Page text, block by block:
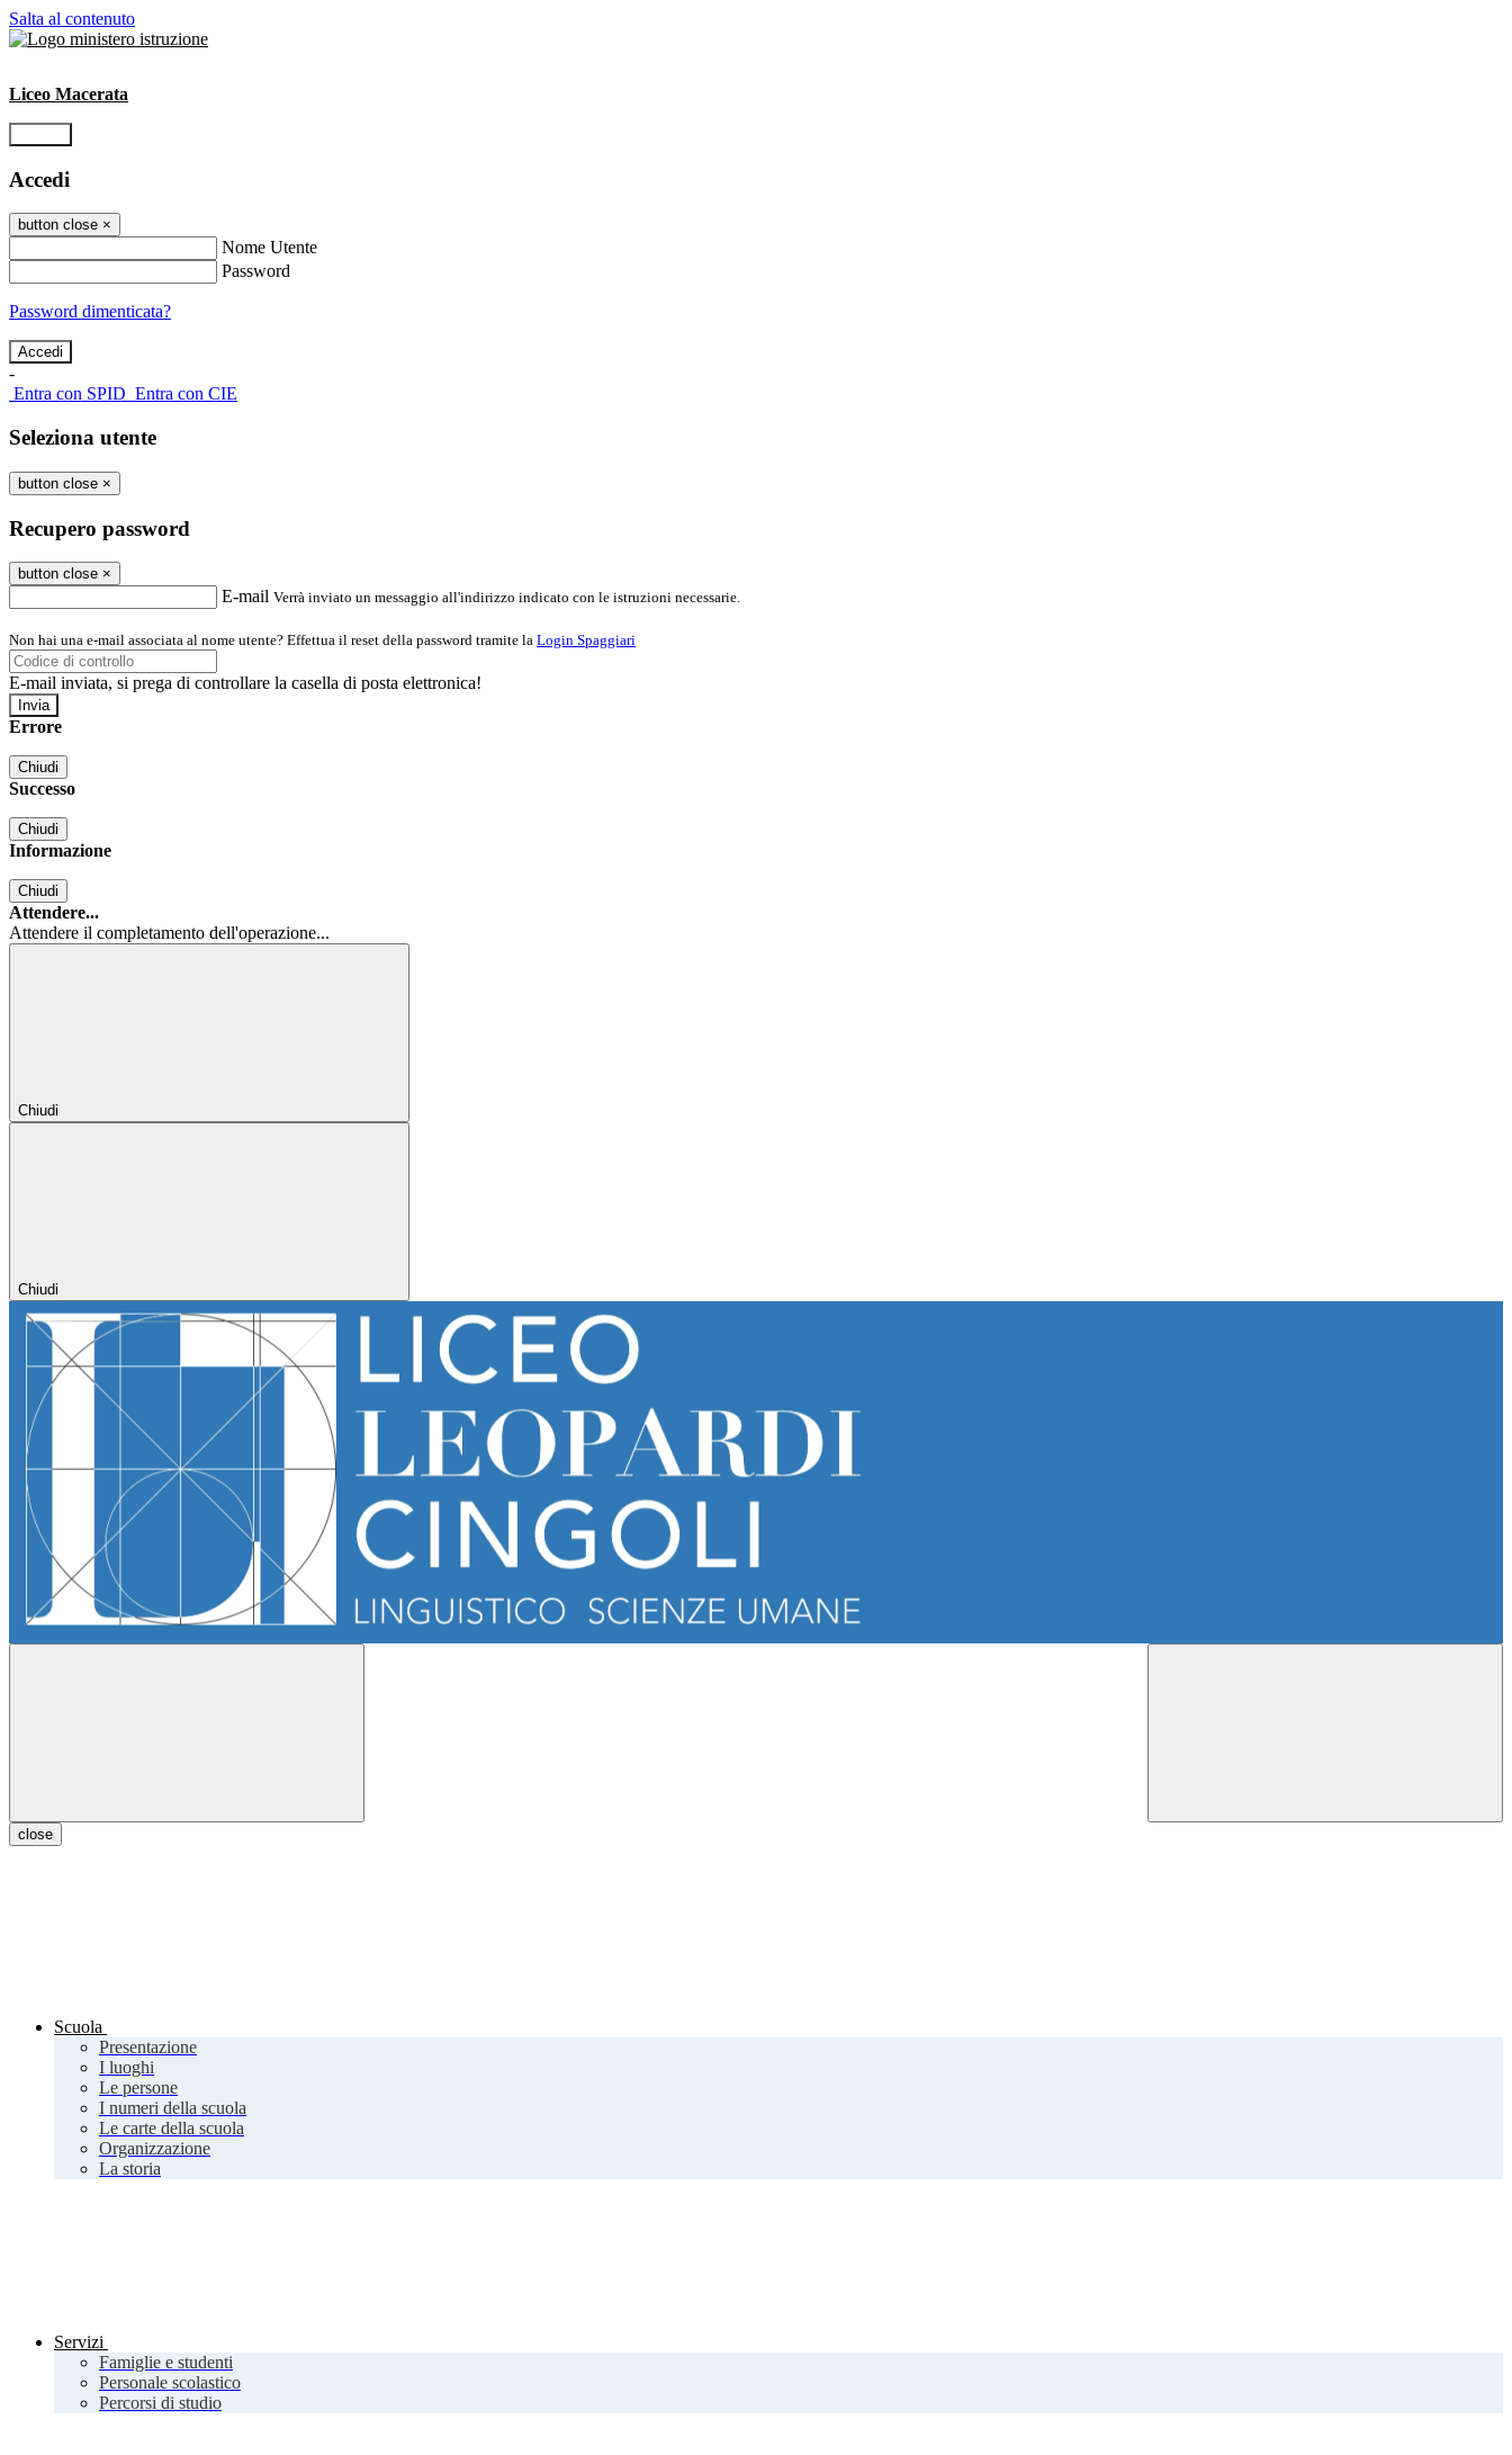
Salta al contenuto
Liceo Macerata
Accedi
button close ×
Nome Utente
Password
Password dimenticata?
-
Entra con SPID Entra con CIE
Seleziona utente
button close ×
Recupero password
button close ×
E-mail Verrà inviato un messaggio all'indirizzo indicato con le istruzioni necessarie.
Non hai una e-mail associata al nome utente? Effettua il reset della password tramite la Login Spaggiari
E-mail inviata, si prega di controllare la casella di posta elettronica!
Errore
Chiudi
Successo
Chiudi
Informazione
Chiudi
Attendere...
Attendere il completamento dell'operazione...
Chiudi
Chiudi
close
Scuola
Presentazione
I luoghi
Le persone
I numeri della scuola
Le carte della scuola
Organizzazione
La storia
Servizi
Famiglie e studenti
Personale scolastico
Percorsi di studio